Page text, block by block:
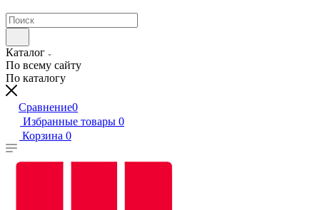
Каталог
По всему сайту
По каталогу
Сравнение0
Избранные товары 0
Корзина 0